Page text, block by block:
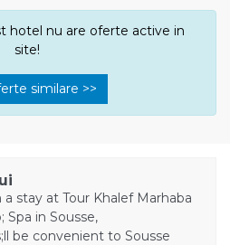
hotel nu are oferte active in
site!
similare >>
stay at Tour Khalef Marhaba
Spa in Sousse,
be convenient to Sousse